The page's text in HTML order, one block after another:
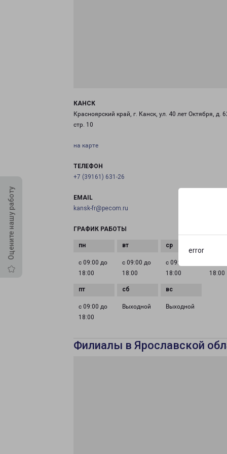
error
Оцените нашу работу
КАНСК
Красноярский край, г. Канск, ул. 40 лет Октября, д.
стр. 10
на карте
ТЕЛЕФОН
+7 (39161) 631-26
EMAIL
kansk-fr@pecom.ru
ГРАФИК РАБОТЫ
с 09:00 до
18:00
с 09:00 до
18:00
с 09:00 до
18:00
18:00
с 09:00 до
18:00
Выходной Выходной
Филиалы в Ярославской